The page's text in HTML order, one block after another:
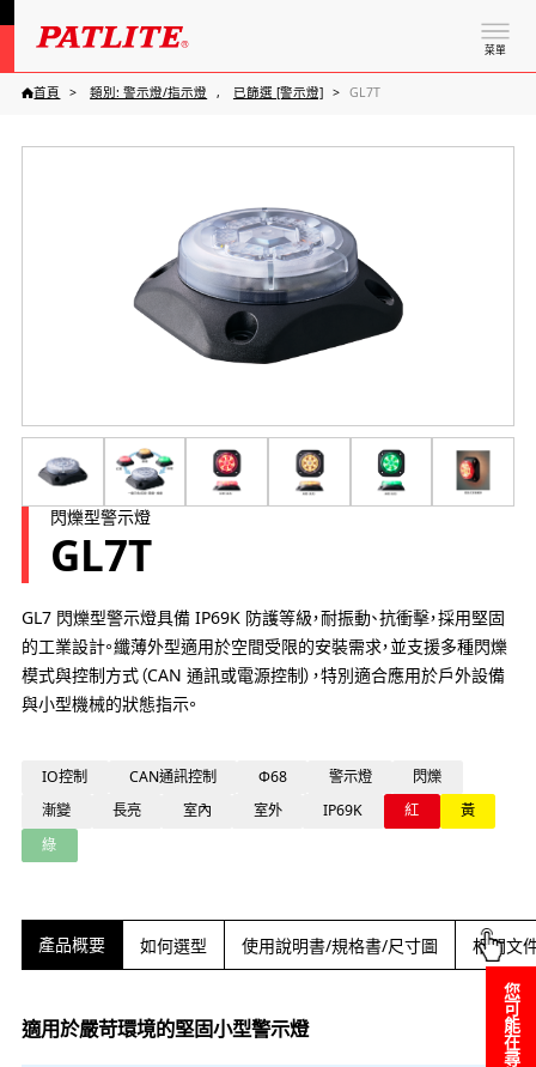
菜單
首頁 類別: 警示燈/指示燈 已篩選 [警示燈] GL7T
閃爍型警示燈
GL7T
GL7 閃爍型警示燈具備 IP69K 防護等級，耐振動、抗衝擊，採用堅固
的工業設計。纖薄外型適用於空間受限的安裝需求，並支援多種閃爍
模式與控制方式（CAN 通訊或電源控制），特別適合應用於戶外設備
與小型機械的狀態指示。
IO控制 CAN通訊控制 Φ68 警示燈
閃爍
漸變
長亮 室內 室外 IP69K 紅
黃
綠
產品概要 如何選型 使用說明書/規格書/尺寸圖 相關文
適用於嚴苛環境的堅固小型警示燈